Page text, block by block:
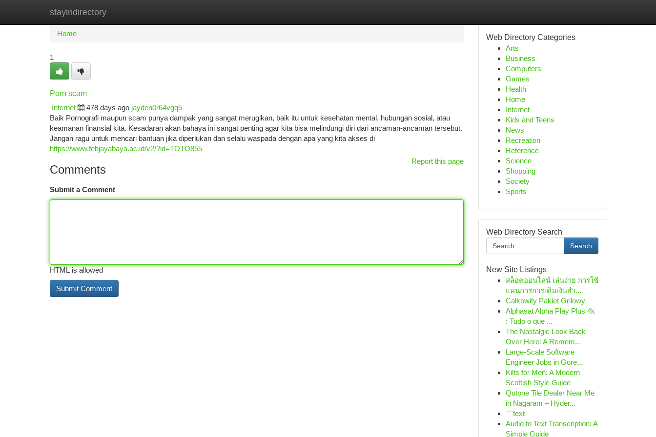
stayindirectory
Home New Site Listings
Home
1
Porn scam
Internet
478 days ago jayden0r64vgq5
Baik Pornografi maupun scam punya dampak yang sangat merugikan, baik itu untuk kesehatan mental, hubungan sosial, atau
keamanan finansial kita. Kesadaran akan bahaya ini sangat penting agar kita bisa melindungi diri dari ancaman-ancaman tersebut.
Jangan ragu untuk mencari bantuan jika diperlukan dan selalu waspada dengan apa yang kita akses di
https://www.febjayabaya.ac.id/v2/?id=TOTO855
Report this page
Comments
Submit a Comment
HTML is allowed
Web Directory Categories
Arts
Business
Computers
Games
Health
Home
Internet
Kids and Teens
News
Recreation
Reference
Science
Shopping
Society
Sports
Web Directory Search
Search
New Site Listings
สล็อตออนไลน์ เล่นง่าย การใช้
แผนการการเดินเงินสำ...
Całkowity Pakiet Grilowy
Alphasat Alpha Play Plus 4k
: Tudo o que ...
The Nostalgic Look Back
Over Here: A Remem...
Large-Scale Software
Engineer Jobs in Gore...
Kilts for Men: A Modern
Scottish Style Guide
Qutone Tile Dealer Near Me
in Nagaram – Hyder...
```text
Audio to Text Transcription: A
Simple Guide